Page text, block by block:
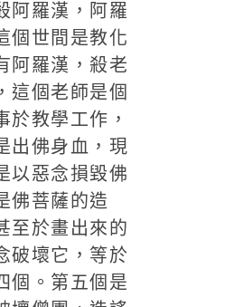
阿羅漢，阿羅
個世間是教化
阿羅漢，殺老
這個老師是個
於教學工作，
出佛身血，現
以惡念損毀佛
佛菩薩的造
至於畫出來的
破壞它，等於
個。第五個是